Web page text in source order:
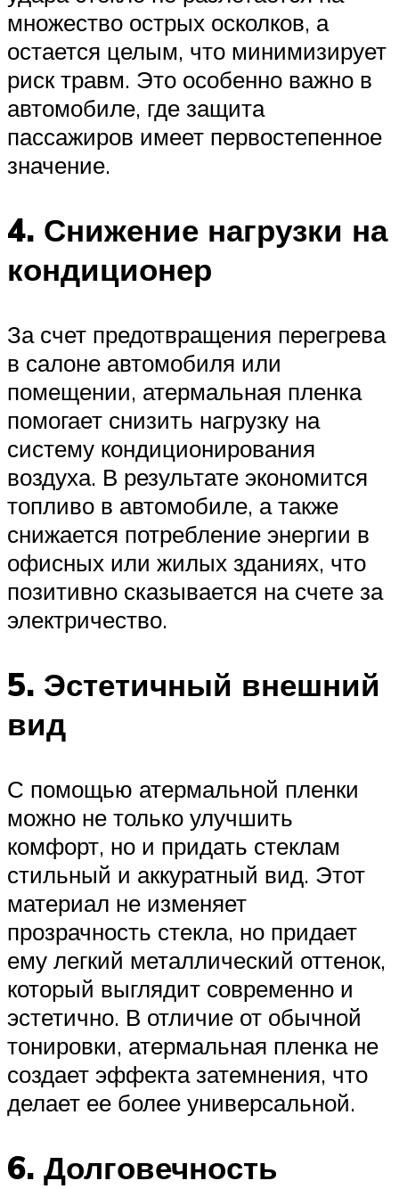
множество острых осколков, а
остается целым, что минимизирует
риск травм. Это особенно важно в
автомобиле, где защита
пассажиров имеет первостепенное
значение.
4. Снижение нагрузки на
кондиционер
За счет предотвращения перегрева
в салоне автомобиля или
помещении, атермальная пленка
помогает снизить нагрузку на
систему кондиционирования
воздуха. В результате экономится
топливо в автомобиле, а также
снижается потребление энергии в
офисных или жилых зданиях, что
позитивно сказывается на счете за
электричество.
5. Эстетичный внешний
вид
С помощью атермальной пленки
можно не только улучшить
комфорт, но и придать стеклам
стильный и аккуратный вид. Этот
материал не изменяет
прозрачность стекла, но придает
ему легкий металлический оттенок,
который выглядит современно и
эстетично. В отличие от обычной
тонировки, атермальная пленка не
создает эффекта затемнения, что
делает ее более универсальной.
6. Долговечность